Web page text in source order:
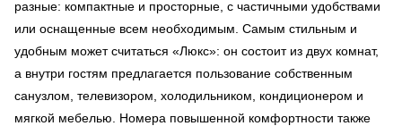
разные: компактные и просторные, с частичными удобствами
или оснащенные всем необходимым. Самым стильным и
удобным может считаться «Люкс»: он состоит из двух комнат,
а внутри гостям предлагается пользование собственным
санузлом, телевизором, холодильником, кондиционером и
мягкой мебелью. Номера повышенной комфортности также